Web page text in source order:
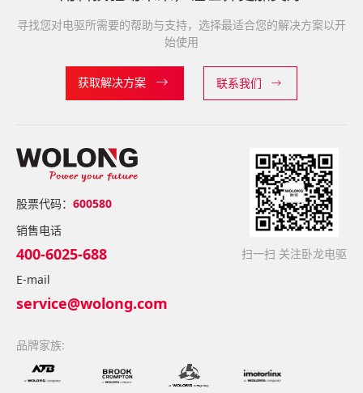
寻找您对电驱所需要的帮助与支持，选择最适合您的解决方案以开
始使用
获取解决方案 联系我们
股票代码： 600580
销售电话
400-6025-688
E-mail
service@wolong.com
扫一扫 关注卧龙电驱
品牌家族: